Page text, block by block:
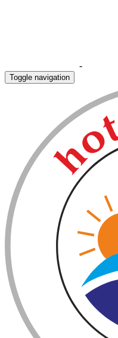
-
Toggle navigation